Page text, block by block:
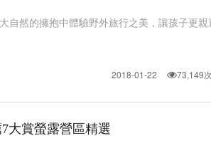
自然的擁抱中體驗野外旅行之美，讓孩子更親
2018-01-22 73,149
大賞螢露營區精選